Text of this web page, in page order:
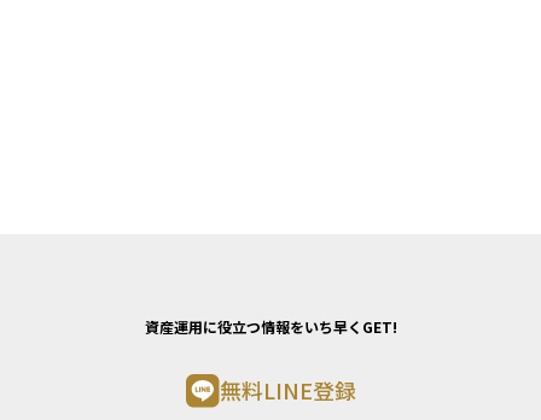
資産運用に役立つ情報をいち早くGET!
無料LINE登録